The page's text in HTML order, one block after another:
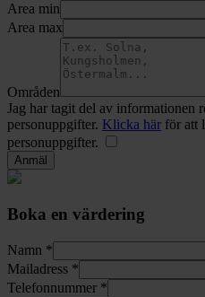
Area min
Area max
Områden
Jag har tagit del av informationen
personuppgifter. Klicka här för att
personuppgifter.
Boka en värdering
Namn *
Mailadress *
Telefonnummer *